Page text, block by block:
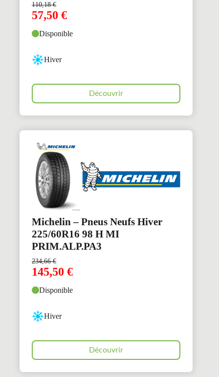
110,18€
57,50 €
Disponible
Hiver
Découvrir
Michelin – Pneus Neufs Hiver
225/60R16 98 H MI
PRIM.ALP.PA3
234,66€
145,50 €
Disponible
Hiver
Découvrir